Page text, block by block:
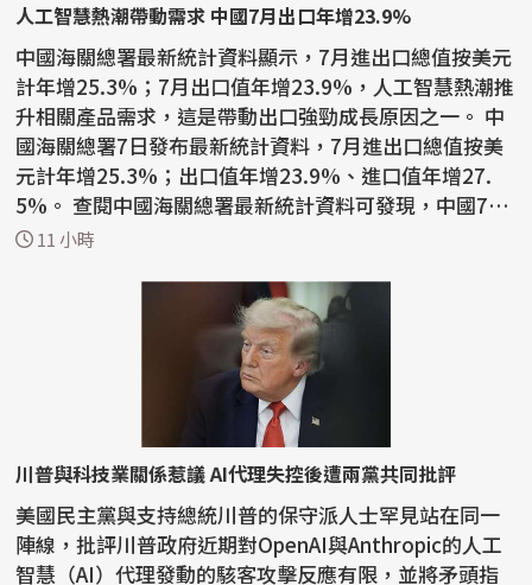
人工智慧熱潮帶動需求 中國7月出口年增23.9%
中國海關總署最新統計資料顯示，7月進出口總值按美元
計年增25.3%；7月出口值年增23.9%，人工智慧熱潮推
升相關產品需求，這是帶動出口強勁成長原因之一。 中
國海關總署7日發布最新統計資料，7月進出口總值按美
元計年增25.3%；出口值年增23.9%、進口值年增27.
5%。 查閱中國海關總署最新統計資料可發現，中國7月
積體電路...
11 小時
川普與科技業關係惹議 AI代理失控後遭兩黨共同批評
美國民主黨與支持總統川普的保守派人士罕見站在同一
陣線，批評川普政府近期對OpenAI與Anthropic的人工
智慧（AI）代理發動的駭客攻擊反應有限，並將矛頭指